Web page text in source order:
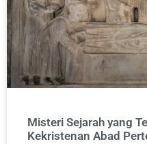
Misteri Sejarah yang
Kekristenan Abad